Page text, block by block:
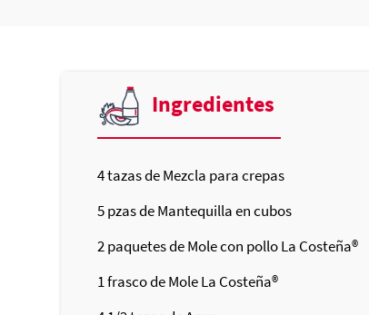
Ingredientes
4tazas de Mezcla para crepas
5pzas de Mantequilla en cubos
2paquetes de Mole con polloLa Costeña®
1frasco de MoleLa Costeña®